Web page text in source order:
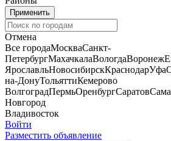
Применить
Отмена
Все городаМоскваСанкт-
ПетербургМахачкалаВологдаВоронеж
ЯрославльНовосибирскКраснодарУфа
на-ДонуТольяттиКемерово
ВолгоградПермьОренбургСаратов
Новгород
Владивосток
Войти
Разместить объявление